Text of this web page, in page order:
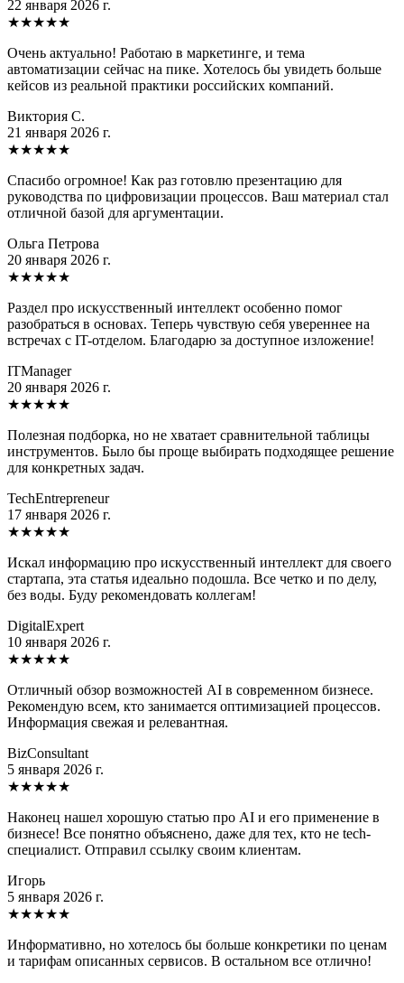
22 января 2026 г.
★★★★★
Очень актуально! Работаю в маркетинге, и тема
автоматизации сейчас на пике. Хотелось бы увидеть больше
кейсов из реальной практики российских компаний.
Виктория С.
21 января 2026 г.
★★★★★
Спасибо огромное! Как раз готовлю презентацию для
руководства по цифровизации процессов. Ваш материал стал
отличной базой для аргументации.
Ольга Петрова
20 января 2026 г.
★★★★★
Раздел про искусственный интеллект особенно помог
разобраться в основах. Теперь чувствую себя увереннее на
встречах с IT-отделом. Благодарю за доступное изложение!
ITManager
20 января 2026 г.
★★★★★
Полезная подборка, но не хватает сравнительной таблицы
инструментов. Было бы проще выбирать подходящее решение
для конкретных задач.
TechEntrepreneur
17 января 2026 г.
★★★★★
Искал информацию про искусственный интеллект для своего
стартапа, эта статья идеально подошла. Все четко и по делу,
без воды. Буду рекомендовать коллегам!
DigitalExpert
10 января 2026 г.
★★★★★
Отличный обзор возможностей AI в современном бизнесе.
Рекомендую всем, кто занимается оптимизацией процессов.
Информация свежая и релевантная.
BizConsultant
5 января 2026 г.
★★★★★
Наконец нашел хорошую статью про AI и его применение в
бизнесе! Все понятно объяснено, даже для тех, кто не tech-
специалист. Отправил ссылку своим клиентам.
Игорь
5 января 2026 г.
★★★★★
Информативно, но хотелось бы больше конкретики по ценам
и тарифам описанных сервисов. В остальном все отлично!